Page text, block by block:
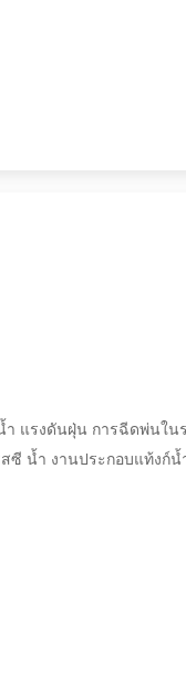
ำ แรงดันฝุ่น การฉีดพ่นใน
ซี น้ำ งานประกอบแท้งก์น้